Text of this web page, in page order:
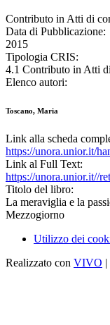
Contributo in Atti di
Data di Pubblicazione:
2015
Tipologia CRIS:
4.1 Contributo in Atti
Elenco autori:
Toscano, Maria
Link alla scheda
https://unora.unior.it/
Link al Full Text:
https://unora.unior.it//
Titolo del libro:
La meraviglia e la
Mezzogiorno
Utilizzo dei
Realizzato con VIVO